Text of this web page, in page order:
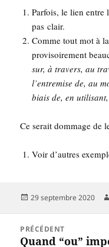
Par­fois, le lien entre
pas clair.
Comme tout mot à
pro­vi­soi­re­ment
sur, à tra­vers, au
l’entremise de, au
biais de, en
Ce serait dom­mage de
Voir d’autres
Publié
29 septembre 2020
PRÉCÉDENT
Article
Quand “ou”